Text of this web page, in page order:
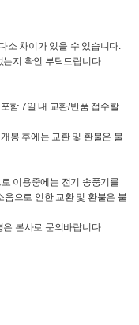
소 차이가 있을 수 있습니다.
지 확인 부탁드립니다.
함 7일 내 교환/반품 접수할
봉 후에는 교환 및 환불은 불
이용중에는 전기 송풍기를
으로 인한 교환 및 환불은 불
본사로 문의바랍니다.